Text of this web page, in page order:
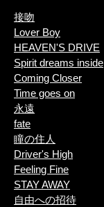
接吻
Lover Boy
HEAVEN'S DRIVE
Spirit dreams inside
Coming Closer
Time goes on
永遠
fate
瞳の住人
Driver's High
Feeling Fine
STAY AWAY
自由への招待